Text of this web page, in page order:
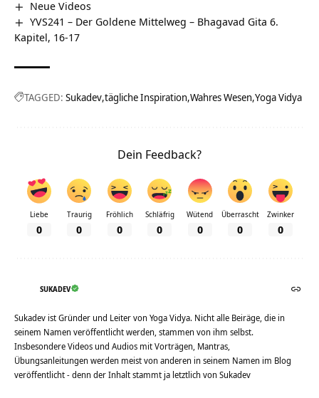
Neue Videos
YVS241 – Der Goldene Mittelweg – Bhagavad Gita 6.
Kapitel, 16-17
TAGGED: Sukadev tägliche Inspiration Wahres Wesen Yoga Vidya
Dein Feedback?
Liebe
0
Traurig
0
Fröhlich
0
Schläfrig
0
Wütend
0
Überrascht
0
Zwinker
0
SUKADEV
Sukadev ist Gründer und Leiter von Yoga Vidya. Nicht alle Beiräge, die in
seinem Namen veröffentlicht werden, stammen von ihm selbst.
Insbesondere Videos und Audios mit Vorträgen, Mantras,
Übungsanleitungen werden meist von anderen in seinem Namen im Blog
veröffentlicht - denn der Inhalt stammt ja letztlich von Sukadev